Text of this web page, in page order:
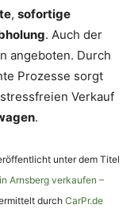
, sofortige
. Auch der
angeboten. Durch
Prozesse sorgt
Verkauf
.
unter dem Titel
Arnsberg verkaufen –
durch CarPr.de